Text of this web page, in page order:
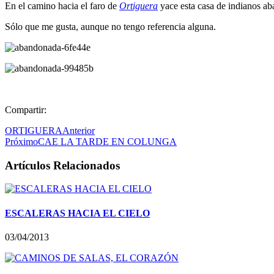
En el camino hacia el faro de Ortiguera yace esta casa de indianos
Sólo que me gusta, aunque no tengo referencia alguna.
Compartir:
ORTIGUERAAnterior
PróximoCAE LA TARDE EN COLUNGA
Artículos Relacionados
ESCALERAS HACIA EL CIELO
03/04/2013